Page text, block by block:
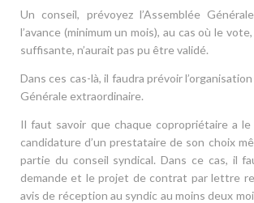
Un conseil, prévoyez l’Assemblée
l’avance (minimum un mois), au cas où le
suffisante, n’aurait pas pu être validé.
Dans ces cas-là, il faudra prévoir
Générale extraordinaire.
Il faut savoir que chaque copropriétaire a le
candidature d’un prestataire de son choix
partie du conseil syndical. Dans ce cas, il
demande et le projet de contrat par lettre
avis de réception au syndic au moins deux